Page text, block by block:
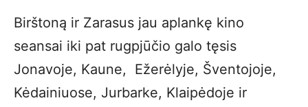
Birštoną ir Zarasus jau aplankę kino
seansai iki pat rugpjūčio galo tęsis
Jonavoje, Kaune, Ežerėlyje, Šventojoje,
Kėdainiuose, Jurbarke, Klaipėdoje ir